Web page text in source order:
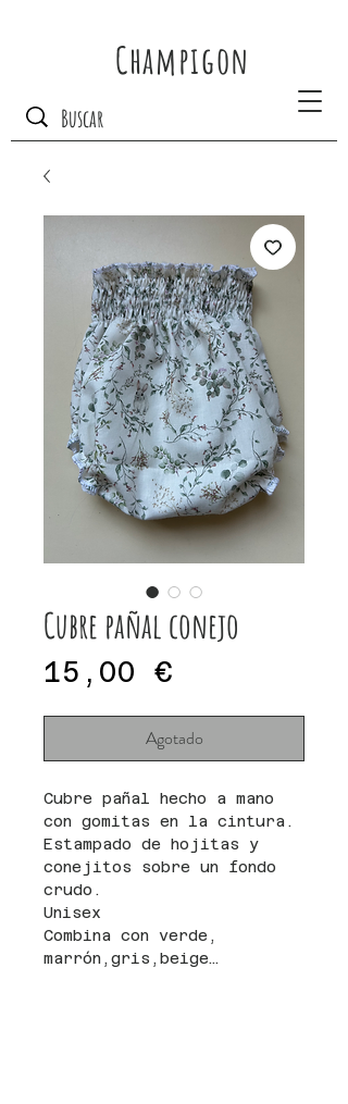
Champigon
Cubre pañal conejo
15,00 €
Agotado
Cubre pañal hecho a mano
con gomitas en la cintura.
Estampado de hojitas y
conejitos sobre un fondo
crudo.
Unisex
Combina con verde,
marrón,gris,beige…